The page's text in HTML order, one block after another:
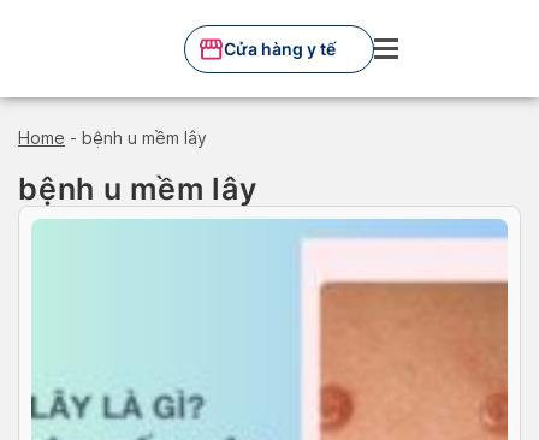
Cửa hàng y tế
Home - bệnh u mềm lây
bệnh u mềm lây